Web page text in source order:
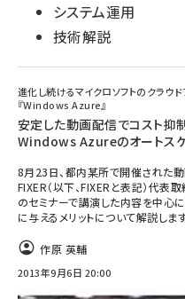
システム運用
技術解説
進化し続けるマイクロソフトのクラウド
『Windows Azure』
安定した動画配信でコスト抑
Windows Azureのオートス
8月23日、都内某所で開催された動
FIXER（以下、FIXERと表記）代表
のセミナーで講演した内容を中心
に与えるメリットについて解説しま
作原 英輔
2013年9月6日 20:00